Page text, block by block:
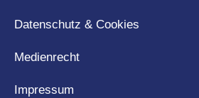
Datenschutz & Cookies
Medienrecht
Impressum